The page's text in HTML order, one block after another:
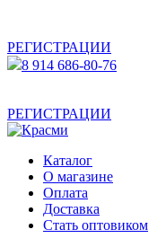
РЕГИСТРАЦИИ
8 914 686-80-76
РЕГИСТРАЦИИ
Каталог
О магазине
Оплата
Доставка
Стать оптовиком